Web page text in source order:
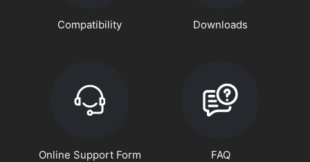
Compatibility Downloads
Online Support Form FAQ